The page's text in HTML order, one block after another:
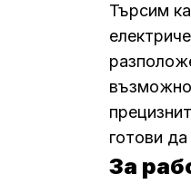
Търсим
готови
За